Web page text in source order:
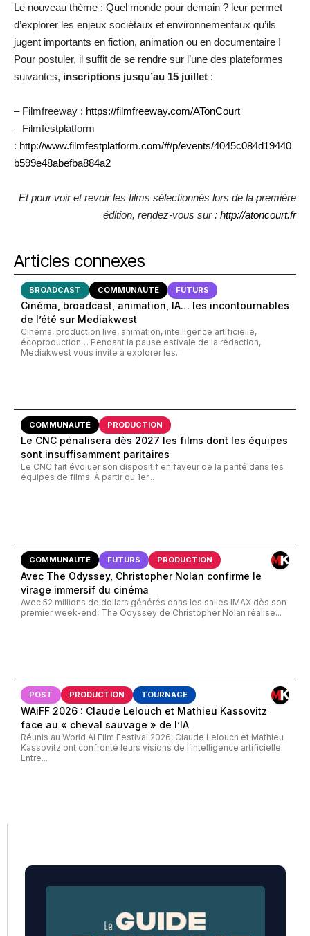
Le nouveau thème : Quel monde pour demain ? leur permet
d’explorer les enjeux sociétaux et environnementaux qu’ils
jugent importants en fiction, animation ou en documentaire !
Pour postuler, il suffit de se rendre sur l’une des plateformes
suivantes, inscriptions jusqu’au 15 juillet :
– Filmfreeway : https://filmfreeway.com/ATonCourt
– Filmfestplatform
: http://www.filmfestplatform.com/#/p/events/4045c084d19440
b599e48abefba884a2
Et pour voir et revoir les films sélectionnés lors de la première
édition, rendez-vous sur : http://atoncourt.fr
Articles connexes
BROADCAST COMMUNAUTÉ FUTURS
Cinéma, broadcast, animation, IA… les incontournables
de l’été sur Mediakwest
Cinéma, production live, animation, intelligence artificielle,
écoproduction… Pendant la pause estivale de la rédaction,
Mediakwest vous invite à explorer les...
COMMUNAUTÉ PRODUCTION
Le CNC pénalisera dès 2027 les films dont les équipes
sont insuffisamment paritaires
Le CNC fait évoluer son dispositif en faveur de la parité dans les
équipes de films. À partir du 1er...
COMMUNAUTÉ FUTURS PRODUCTION
Avec The Odyssey, Christopher Nolan confirme le
virage immersif du cinéma
Avec 52 millions de dollars générés dans les salles IMAX dès son
premier week-end, The Odyssey de Christopher Nolan réalise...
POST PRODUCTION TOURNAGE
WAiFF 2026 : Claude Lelouch et Mathieu Kassovitz
face au « cheval sauvage » de l’IA
Réunis au World AI Film Festival 2026, Claude Lelouch et Mathieu
Kassovitz ont confronté leurs visions de l’intelligence artificielle.
Entre...